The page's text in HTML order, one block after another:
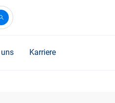
uns Karriere